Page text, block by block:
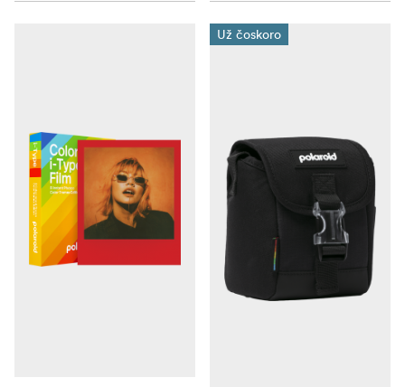
Už čoskoro